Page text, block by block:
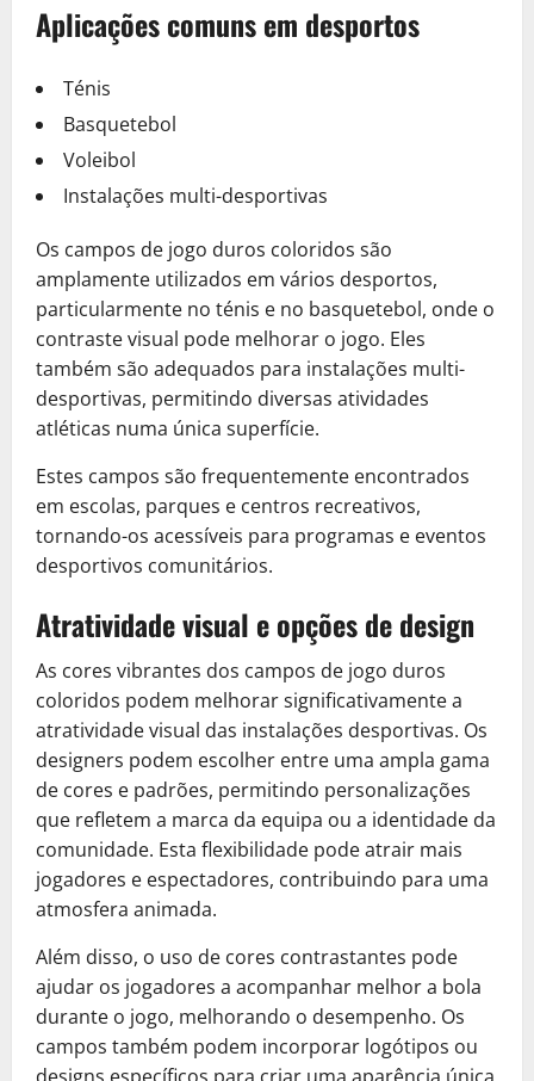
Aplicações comuns em desportos
Ténis
Basquetebol
Voleibol
Instalações multi-desportivas
Os campos de jogo duros coloridos são
amplamente utilizados em vários desportos,
particularmente no ténis e no basquetebol, onde o
contraste visual pode melhorar o jogo. Eles
também são adequados para instalações multi-
desportivas, permitindo diversas atividades
atléticas numa única superfície.
Estes campos são frequentemente encontrados
em escolas, parques e centros recreativos,
tornando-os acessíveis para programas e eventos
desportivos comunitários.
Atratividade visual e opções de design
As cores vibrantes dos campos de jogo duros
coloridos podem melhorar significativamente a
atratividade visual das instalações desportivas. Os
designers podem escolher entre uma ampla gama
de cores e padrões, permitindo personalizações
que refletem a marca da equipa ou a identidade da
comunidade. Esta flexibilidade pode atrair mais
jogadores e espectadores, contribuindo para uma
atmosfera animada.
Além disso, o uso de cores contrastantes pode
ajudar os jogadores a acompanhar melhor a bola
durante o jogo, melhorando o desempenho. Os
campos também podem incorporar logótipos ou
designs específicos para criar uma aparência única